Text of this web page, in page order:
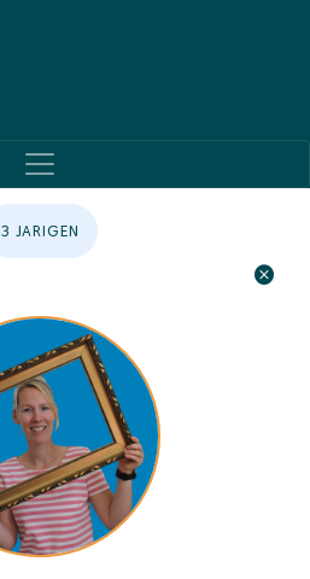
3 JARIGEN